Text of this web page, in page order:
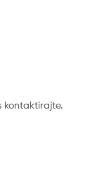
kontaktirajte.